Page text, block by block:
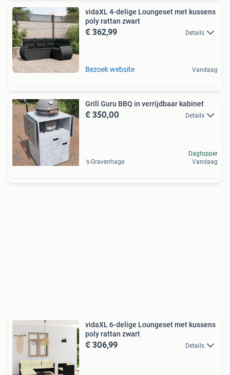
vidaXL 4-delige Loungeset met kussens
poly rattan zwart
€ 362,99 Details
Bezoek website Vandaag
Grill Guru BBQ in verrijdbaar kabinet
€ 350,00 Details
's-Gravenhage
Dagtopper
Vandaag
vidaXL 6-delige Loungeset met kussens
poly rattan zwart
€ 306,99 Details